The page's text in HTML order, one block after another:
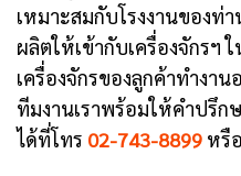
เหมาะสมกับโรงงานของท่
ผลิตให้เข้ากับเครื่องจักรฯ
เครื่องจักรของลูกค้าทำงา
ทีมงานเราพร้อมให้คำปรึ
ได้ที่โทร 02-743-8899 หรื